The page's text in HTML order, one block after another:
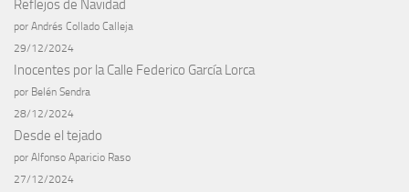
Reflejos de Navidad
por Andrés Collado Calleja
29/12/2024
Inocentes por la Calle Federico García Lorca
por Belén Sendra
28/12/2024
Desde el tejado
por Alfonso Aparicio Raso
27/12/2024